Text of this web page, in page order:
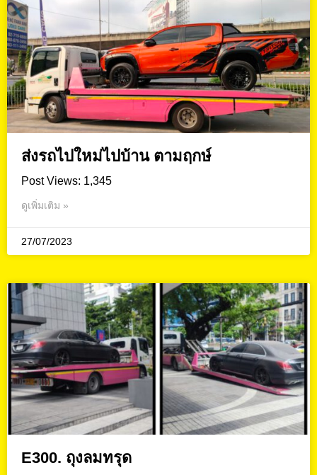
ส่งรถไปใหม่ไปบ้าน ตามฤกษ์
Post Views: 1,345
ดูเพิ่มเติม »
27/07/2023
E300. ถุงลมทรุด